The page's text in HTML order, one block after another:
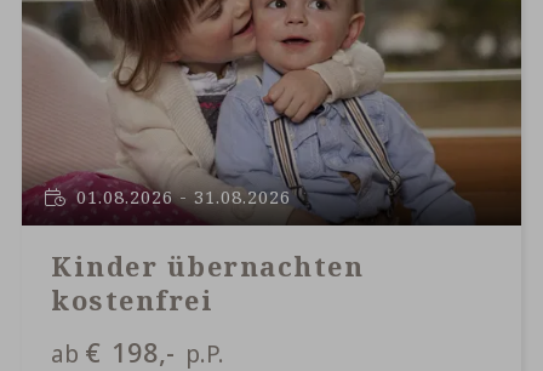
01.08.2026 - 31.08.2026
Kinder übernachten
kostenfrei
ab € 198,- p.P.